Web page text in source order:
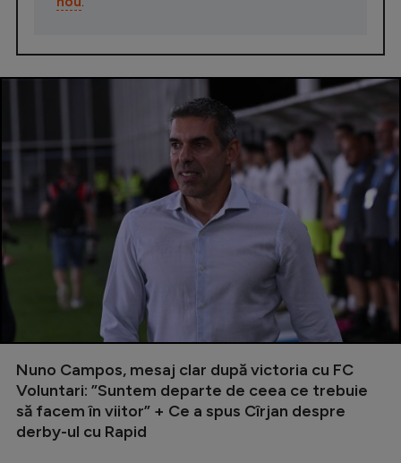
Nuno Campos, mesaj clar după victoria cu FC
Voluntari: ”Suntem departe de ceea ce trebuie
să facem în viitor” + Ce a spus Cîrjan despre
derby-ul cu Rapid